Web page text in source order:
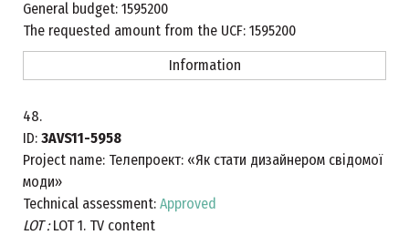
General budget: 1595200
The requested amount from the UCF: 1595200
Information
48.
ID: 3AVS11-5958
Project name: Телепроект: «Як стати дизайнером свідомої
моди»
Technical assessment: Approved
LOT :LOT 1. TV content